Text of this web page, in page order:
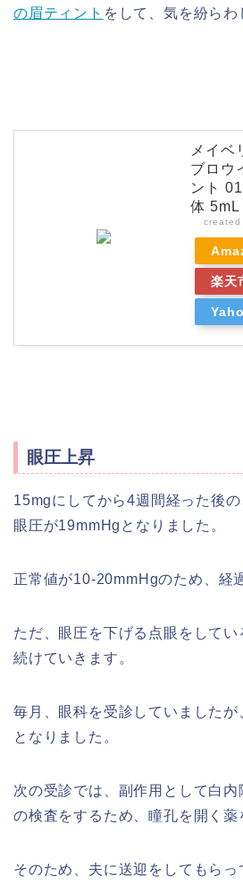
の眉ティント をして、気を紛らわ
メイベ
ブロウ
ント
体 5mL
created
楽天
眼圧上昇
15mgにしてから4週間経った後
眼圧が19mmHgとなりました。
正常値が10-20mmHgのため、経
ただ、眼圧を下げる点眼をして
続けていきます。
毎月、眼科を受診していました
となりました。
次の受診では、副作用として白
の検査をするため、瞳孔を開く薬
そのため、夫に送迎をしてもらっ